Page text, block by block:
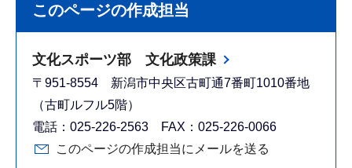
このページの作成担当
文化スポーツ部 文化政策課
〒951-8554 新潟市中央区古町通7番町1010番地
（古町ルフル5階）
電話：025-226-2563 FAX：025-226-0066
このページの作成担当にメールを送る